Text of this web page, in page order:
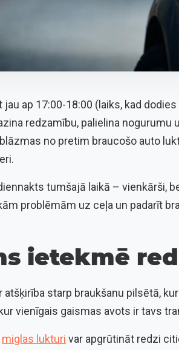
ap 17:00-18:00 (laiks, kad
redzamību, palielina nogurumu
no pretim braucošo auto
tumšajā laikā – vienkārši,
problēmām uz ceļa un padarīt
ietekmē
starp braukšanu pilsētā,
vienīgais gaismas avots ir tavs
miglas lukturi var apgrūtināt redzi